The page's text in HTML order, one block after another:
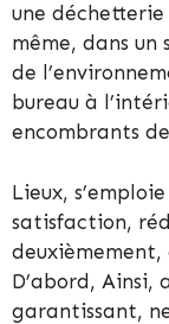
une
même, dans un
de
bureau à
encombrants
Lieux,
satisfaction,
D’abord,
garantissant,